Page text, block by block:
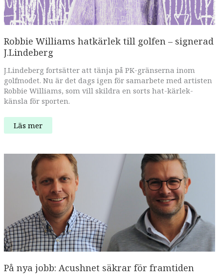
Robbie Williams hatkärlek till golfen – signerad
J.Lindeberg
J.Lindeberg fortsätter att tänja på PK-gränserna inom
golfmodet. Nu är det dags igen för samarbete med artisten
Robbie Williams, som vill skildra en sorts hat-kärlek-
känsla för sporten.
Robbie
Williams
golfen
signerad
J.Lindeberg
Läs mer
På nya jobb: Acushnet säkrar för framtiden